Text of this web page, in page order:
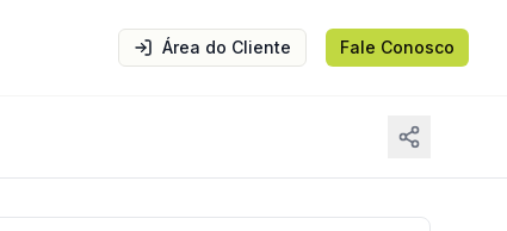
Área do Cliente Fale Conosco